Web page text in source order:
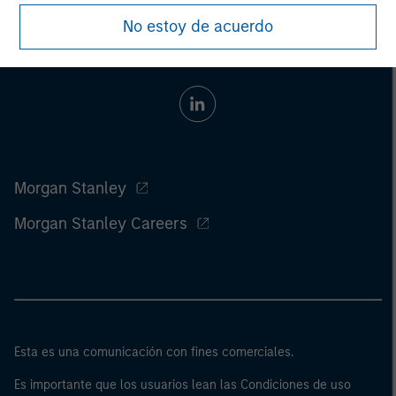
No estoy de acuerdo
Morgan Stanley
Morgan Stanley Careers
Esta es una comunicación con fines comerciales.
Es importante que los usuarios lean las Condiciones de uso